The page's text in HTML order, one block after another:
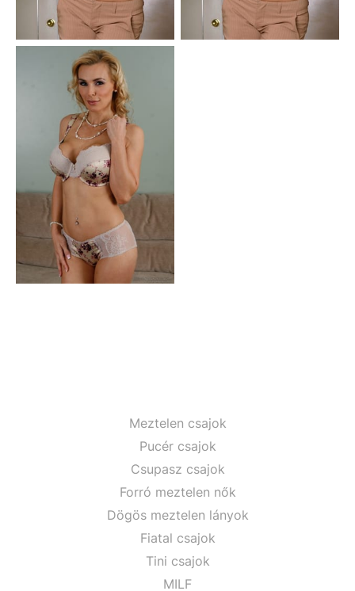
Meztelen csajok
Pucér csajok
Csupasz csajok
Forró meztelen nők
Dögös meztelen lányok
Fiatal csajok
Tini csajok
MILF